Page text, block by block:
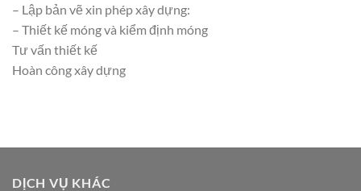
– Lập bản vẽ xin phép xây dựng:
– Thiết kế móng và kiểm định móng
Tư vấn thiết kế
Hoàn công xây dựng
DỊCH VỤ KHÁC